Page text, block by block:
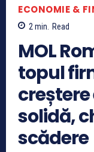
ECONOMIE &
2 min. Read
MOL
topul
solidă,
scădere